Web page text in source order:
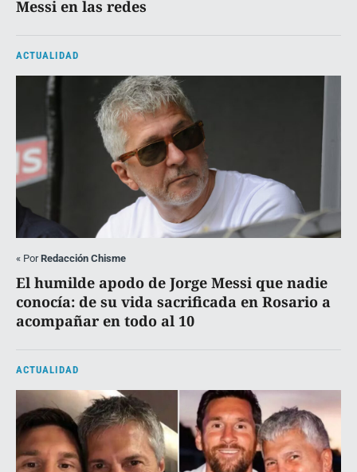
Messi en las redes
ACTUALIDAD
« PorRedacción Chisme
El humilde apodo de Jorge Messi que nadie
conocía: de su vida sacrificada en Rosario a
acompañar en todo al 10
ACTUALIDAD